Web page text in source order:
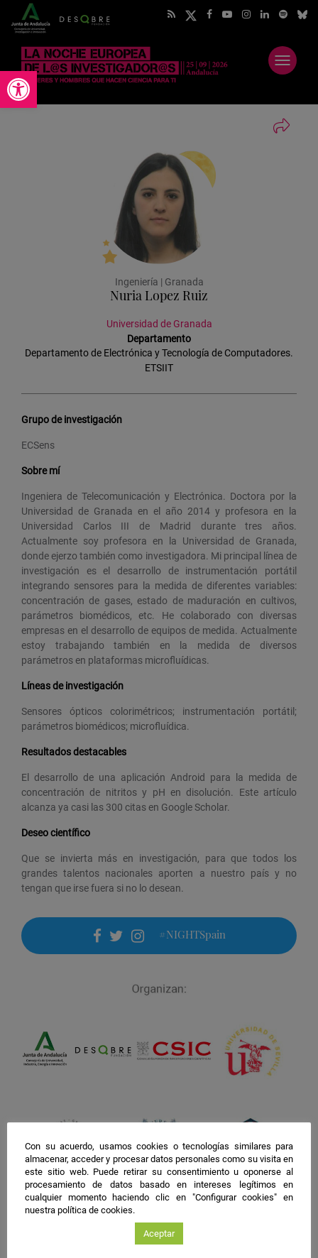
Abrir barra de herramientas
Abrir
menú
Ingeniería | Granada
Nuria Lopez Ruiz
Universidad de Granada
Departamento
Departamento de Electrónica y Tecnología de Computadores.
ETSIIT
Grupo de investigación
ECSens
Sobre mí
Ingeniera de Telecomunicación y Electrónica. Doctora por la
Universidad de Granada en el año 2014 y profesora en la
Universidad Carlos III de Madrid durante tres años.
Actualmente soy profesora en la Universidad de Granada,
donde ejerzo también como investigadora. Mi principal línea de
investigación es el desarrollo de instrumentación portátil
integrando sensores para la medida de diferentes variables:
concentración de gases, estado de maduración en cultivos,
parámetros biomédicos, etc. He colaborado con diversas
empresas en el desarrollo de equipos de medida. Actualmente
estoy trabajando también en la medida de diversos
parámetros en plataformas microfluídicas.
Líneas de investigación
Sensores ópticos colorimétricos; instrumentación portátil;
parámetros biomédicos; microfluídica.
Resultados destacables
El desarrollo de una aplicación Android para la medida de
concentración de nitritos y pH en disolución. Este artículo
alcanza ya casi las 300 citas en Google Scholar.
Deseo científico
Que se invierta más en investigación, para que todos los
grandes talentos nacionales aporten a nuestro país y no
tengan que irse fuera si no lo desean.
facebook
twitter
instagram
#NIGHTSpain
Con su acuerdo, usamos cookies o tecnologías similares para
almacenar, acceder y procesar datos personales como su visita en
este sitio web. Puede retirar su consentimiento u oponerse al
procesamiento de datos basado en intereses legítimos en
cualquier momento haciendo clic en "Configurar cookies" en
nuestra política de cookies.
Aceptar